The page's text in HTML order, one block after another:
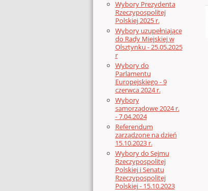
Wybory Prezydenta
Rzeczypospolitej
Polskiej 2025 r.
Wybory uzupełniające
do Rady Miejskiej w
Olsztynku - 25.05.2025
r
Wybory do
Parlamentu
Europejskiego - 9
czerwca 2024 r.
Wybory
samorządowe 2024 r.
- 7.04.2024
Referendum
zarządzone na dzień
15.10.2023 r.
Wybory do Sejmu
Rzeczypospolitej
Polskiej i Senatu
Rzeczypospolitej
Polskiej - 15.10.2023